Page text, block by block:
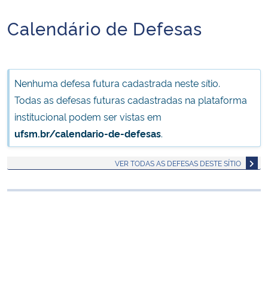
Ministério da Infraestrutura
Ministério da Agricultura, Pecuária e Abastecimento
Ministério da Educação
Ministério da Cidadania
Início do conteúdo
Calendário de Defesas
Nenhuma defesa futura cadastrada neste sítio.
Todas as defesas futuras cadastradas na plataforma
institucional podem ser vistas em
ufsm.br/calendario-de-defesas.
VER TODAS AS DEFESAS DESTE SÍTIO